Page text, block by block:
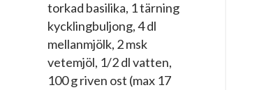
torkad basilika, 1 tärning
kycklingbuljong, 4 dl
mellanmjölk, 2 msk
vetemjöl, 1/2 dl vatten,
100 g riven ost (max 17